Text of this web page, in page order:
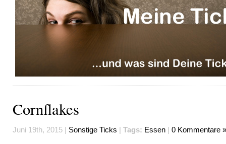
Cornflakes
Juni 19th, 2015 | Sonstige Ticks | Tags: Essen | 0 Kommentare »